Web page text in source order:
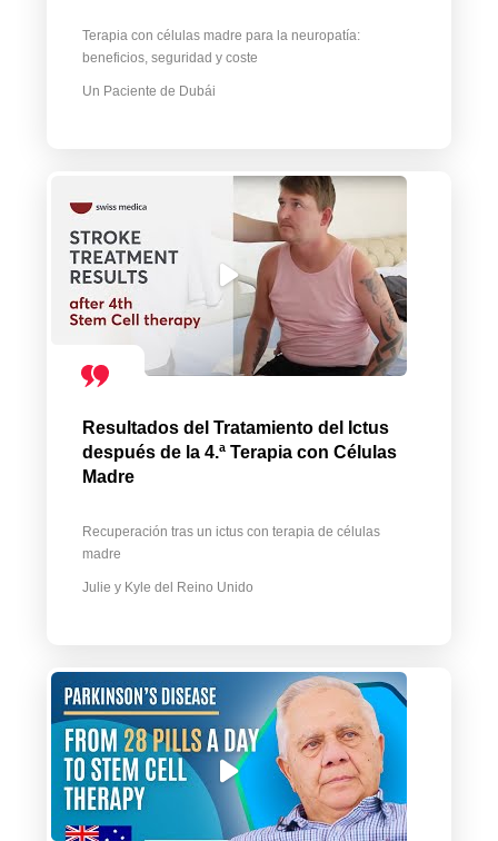
Terapia con células madre para la neuropatía:
beneficios, seguridad y coste
Un Paciente de Dubái
Resultados del Tratamiento del Ictus
después de la 4.ª Terapia con Células
Madre
Recuperación tras un ictus con terapia de células
madre
Julie y Kyle del Reino Unido